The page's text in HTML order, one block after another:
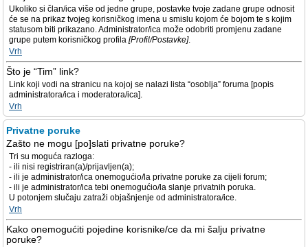
Ukoliko si član/ica više od jedne grupe, postavke tvoje zadane grupe odnosit
će se na prikaz tvojeg korisničkog imena u smislu kojom će bojom te s kojim
statusom biti prikazano. Administrator/ica može odobriti promjenu zadane
grupe putem korisničkog profila [Profil/Postavke].
Vrh
Što je “Tim” link?
Link koji vodi na stranicu na kojoj se nalazi lista “osoblja” foruma [popis
administratora/ica i moderatora/ica].
Vrh
Privatne poruke
Zašto ne mogu [po]slati privatne poruke?
Tri su moguća razloga:
- ili nisi registriran(a)/prijavljen(a);
- ili je administrator/ica onemogućio/la privatne poruke za cijeli forum;
- ili je administrator/ica tebi onemogućio/la slanje privatnih poruka.
U potonjem slučaju zatraži objašnjenje od administratora/ice.
Vrh
Kako onemogućiti pojedine korisnike/ce da mi šalju privatne
poruke?